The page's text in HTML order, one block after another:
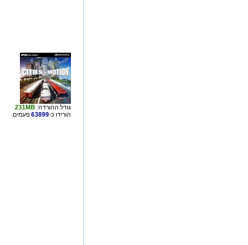
גודל ההורדה: 231MB
הורידו כ-63899 פעמים.